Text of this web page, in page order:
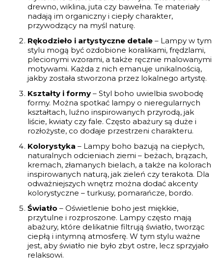
drewno, wiklina, juta czy bawełna. Te materiały
nadają im organiczny i ciepły charakter,
przywodzący na myśl naturę.
Rękodzieło i artystyczne detale – Lampy w tym
stylu mogą być ozdobione koralikami, frędzlami,
plecionymi wzorami, a także ręcznie malowanymi
motywami. Każda z nich emanuje unikalnością,
jakby została stworzona przez lokalnego artystę.
Kształty i formy – Styl boho uwielbia swobodę
formy. Można spotkać lampy o nieregularnych
kształtach, luźno inspirowanych przyrodą, jak
liście, kwiaty czy fale. Często abażury są duże i
rozłożyste, co dodaje przestrzeni charakteru.
Kolorystyka – Lampy boho bazują na ciepłych,
naturalnych odcieniach ziemi – beżach, brązach,
kremach, złamanych bielach, a także na kolorach
inspirowanych naturą, jak zieleń czy terakota. Dla
odważniejszych wnętrz można dodać akcenty
kolorystyczne – turkusy, pomarańcze, bordo.
Światło – Oświetlenie boho jest miękkie,
przytulne i rozproszone. Lampy często mają
abażury, które delikatnie filtrują światło, tworząc
ciepłą i intymną atmosferę. W tym stylu ważne
jest, aby światło nie było zbyt ostre, lecz sprzyjało
relaksowi.